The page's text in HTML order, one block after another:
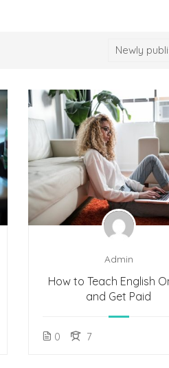
Admin
How to Teach English
and Get Paid
0 7